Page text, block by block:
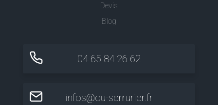
Devis
Blog
04 65 84 26 62
infos@ou-serrurier.fr